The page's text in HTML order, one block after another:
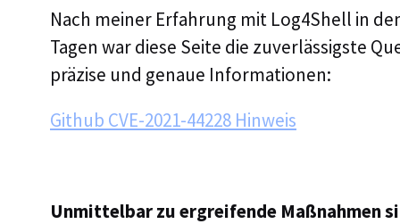
Nach meiner Erfahrung mit Log4Shell in
Tagen war diese Seite die zuverlässigste
präzise und genaue Informationen:
Github CVE-2021-44228 Hinweis
Unmittelbar zu ergreifende Maßnahmen